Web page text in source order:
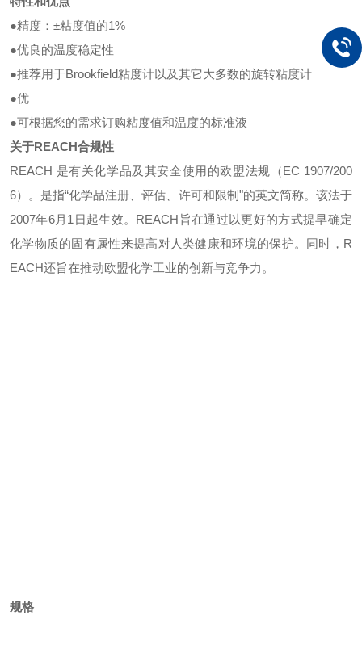
●精度： ±粘度值的1%
●优良的温度稳定性
●推荐用于Brookfield粘度计以及其它大多数的旋转粘度计
●优
●可根据您的需求订购粘度值和温度的标准液
关于REACH合规性
REACH 是有关化学品及其安全使用的欧盟法规（EC 1907/200
6）。是指“化学品注册、评估、许可和限制"的英文简称。该法于
2007年6月1日起生效。 REACH旨在通过以更好的方式提早确定
化学物质的固有属性来提高对人类健康和环境的保护。同时，R
EACH还旨在推动欧盟化学工业的创新与竞争力。
规格